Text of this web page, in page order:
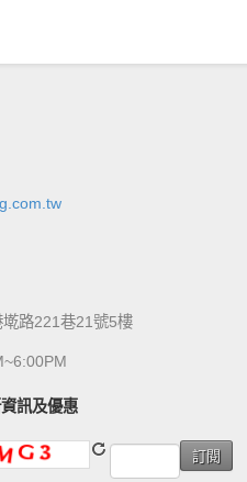
墘路221巷21號5樓
資訊及優惠